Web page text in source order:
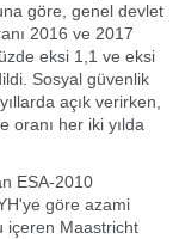
göre, genel devlet
2016 ve 2017
eksi 1,1 ve eksi
Sosyal güvenlik
açık verirken,
oranı her iki yılda
ESA-2010
göre azami
içeren Maastricht